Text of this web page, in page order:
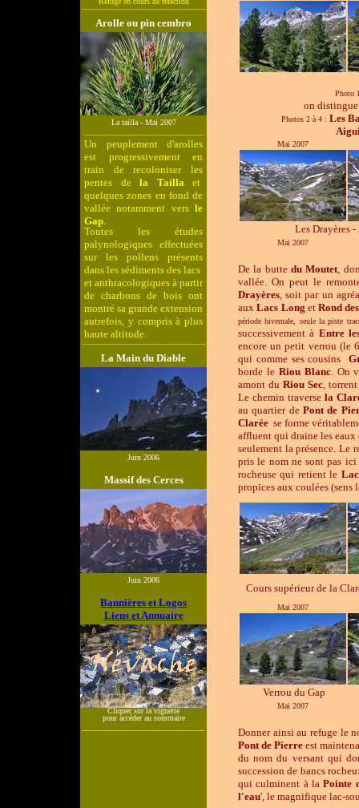
_______________________________
Arolle ou pin cembro
La tailla - Mai 2007
Un peuplement d'arolles
est progressivement en
train de recoloniser les
pentes de la Tailla et
quelques zones en fond de
vallée notamment vers le
Gap.
Toutes les études
palynologiques effectuées
sur les pollens présents
dans les sédiments des lacs
et anthracologiques à partir
de charbons de bois ont
montré sa grande extension
autrefois, y compris à plus
haute altitude.
_______________________________
La Main du Diable
Juin 2006
Massif des Cerces
Juin 2006
Bannières et Logos
Liens et Annuaire
Cliquer sur la vignette
pour accéder au sommaire
______________________
Photo
on
Photos 2 à 4 : Les
Mai 2007
Les Drayères
Mai 2007
De la butte du Moutet,
vallée. On peut le
Drayères, soit par un
auxLacs Long etRond
période hivernale, seule la piste
successivement à Entre
encore un petit verrou (le
qui comme ses cousins
borde le Riou Blanc. On
amont du Riou Sec,
Le chemin traverse la
au quartier dePont de
Clarée se forme
affluent qui draine les eaux
seulement la présence. Le
pris le nom ne sont pas ici
rocheuse qui retient le
propices aux coulées (sens
Cours supérieur de la
Mai 2007
Verrou du Gap
Mai 2007
Donner ainsi au refuge le
Pont de Pierre est
du nom du versant qui
succession de bancs
qui culminent à laPointe
l'eau', le magnifique lac-